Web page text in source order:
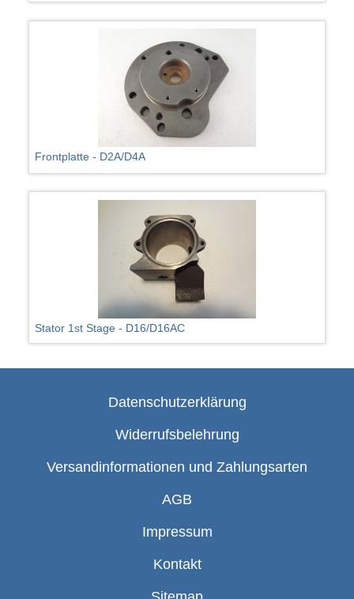
Frontplatte - D2A/D4A
Stator 1st Stage - D16/D16AC
Datenschutzerklärung
Widerrufsbelehrung
Versandinformationen und Zahlungsarten
AGB
Impressum
Kontakt